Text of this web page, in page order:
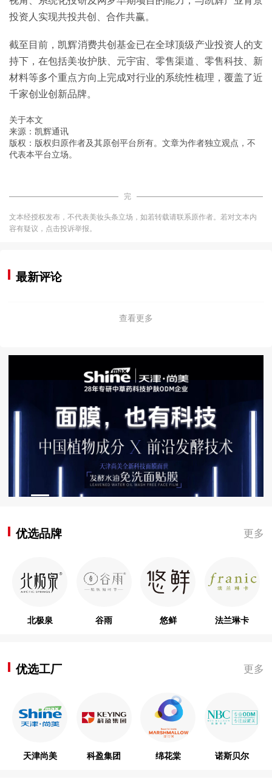
投资人实现共投共创、合作共赢。
截至目前，凯辉消费共创基金已在全球顶级产业投资人的支
持下，在包括美妆护肤、元宇宙、零售渠道、零售科技、新
材料等多个重点方向上完成对行业的系统性梳理，覆盖了近
千家创业创新品牌。
关于本文
来源：凯辉通讯
版权：版权归原作者及其原创平台所有。文章为作者独立观点，不
代表本平台立场。
完
文本经授权发布，不代表美妆头条立场，如若转载请联系原作者。若对文本内
容有疑议，点击投诉举报。
最新评论
查看更多
优选品牌 更多
北极泉 谷雨 悠鲜 法兰琳卡
优选工厂 更多
天津尚美 科盈集团 绵花棠 诺斯贝尔